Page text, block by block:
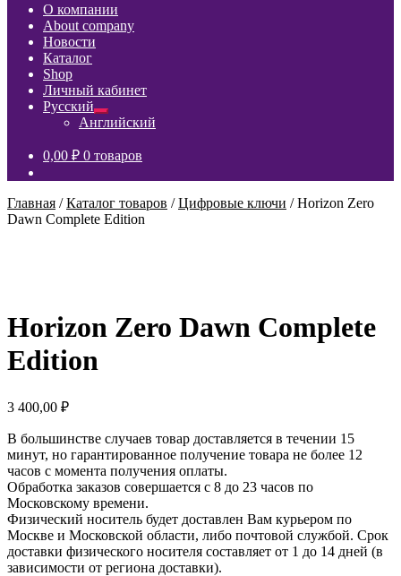
О компании
About company
Новости
Каталог
Shop
Личный кабинет
Русский
Развернутое
вложенное
Английский
0,00 ₽ 0 товаров
Главная /Каталог товаров /Цифровые ключи /Horizon Zero
Dawn Complete Edition
Horizon Zero Dawn Complete
Edition
3 400,00 ₽
В большинстве случаев товар доставляется в течении 15
минут, но гарантированное получение товара не более 12
часов с момента получения оплаты.
Обработка заказов совершается с 8 до 23 часов по
Московскому времени.
Физический носитель будет доставлен Вам курьером по
Москве и Московской области, либо почтовой службой. Срок
доставки физического носителя составляет от 1 до 14 дней (в
зависимости от региона доставки).